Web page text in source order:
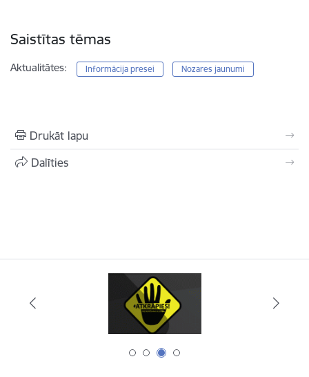
Saistītas tēmas
Aktualitātes: Informācija presei Nozares jaunumi
Drukāt lapu
Dalīties